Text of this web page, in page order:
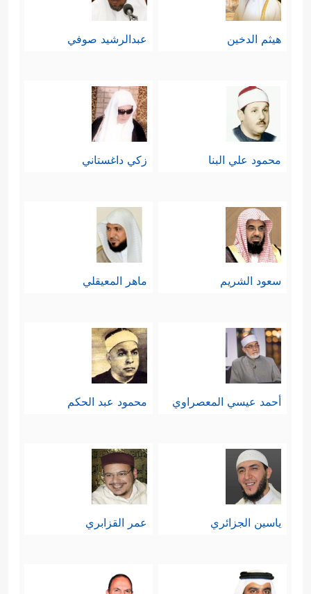
هيثم الدخين عبدالرشيد صوفي
محمود علي البنا زكي داغستاني
سعود الشريم ماهر المعيقلي
أحمد عيسي المعصراوي محمود عبد الحكم
ياسين الجزائري عمر القزابري